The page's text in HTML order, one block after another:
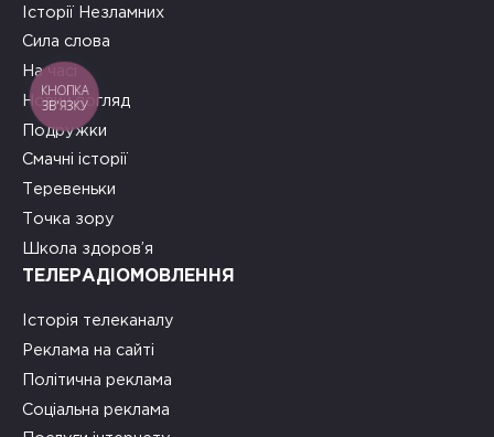
Історії Незламних
Сила слова
На часі
Новий погляд
Подружки
Смачні історії
Теревеньки
Точка зору
Школа здоров’я
ТЕЛЕРАДІОМОВЛЕННЯ
Історія телеканалу
Реклама на сайті
Політична реклама
Соціальна реклама
КНОПКА
ЗВ'ЯЗКУ